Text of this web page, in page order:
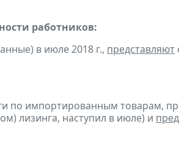
работников:
в июле 2018 г., представляют
по импортированным товарам,
лизинга, наступил в июле) и